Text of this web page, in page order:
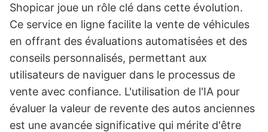
Shopicar joue un rôle clé dans cette évolution.
Ce service en ligne facilite la vente de véhicules
en offrant des évaluations automatisées et des
conseils personnalisés, permettant aux
utilisateurs de naviguer dans le processus de
vente avec confiance. L'utilisation de l'IA pour
évaluer la valeur de revente des autos anciennes
est une avancée significative qui mérite d'être